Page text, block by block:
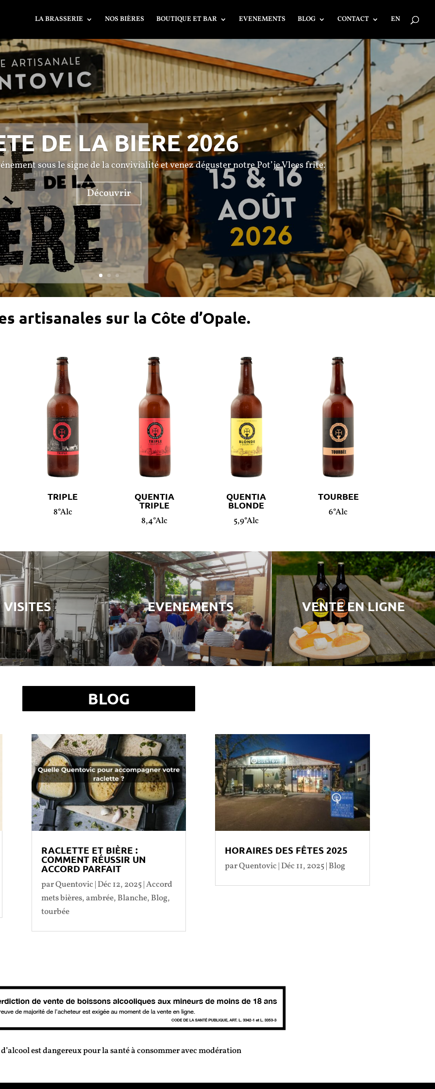
LA BRASSERIE NOS BIÈRES BOUTIQUE ET BAR EVENEMENTS BLOG CONTACT EN
DE LA BIERE 2026
sous le signe de la convivialité et venez déguster notre Pot’je Vlees frite.
Découvrir
artisanales sur la Côte d’Opale.
TRIPLE
8°Alc
QUENTIA
TRIPLE
8,4°Alc
QUENTIA
BLONDE
5,9°Alc
TOURBEE
6°Alc
VISITES EVENEMENTS VENTE EN LIGNE
BLOG
RACLETTE ET BIÈRE :
COMMENT RÉUSSIR UN
ACCORD PARFAIT
parQuentovic | Déc 12, 2025|Accord
mets bières,ambrée, Blanche, Blog,
tourbée
HORAIRES DES FÊTES 2025
parQuentovic | Déc 11, 2025| Blog
d’alcool est dangereux pour la santé à consommer avec modération